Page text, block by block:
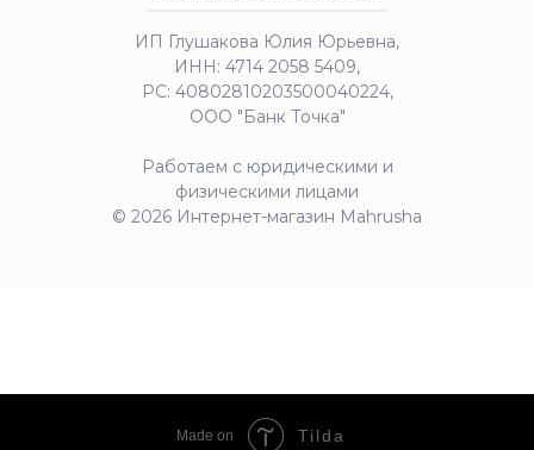
Работаем с юридическими и
физическими лицами
© 2026 Интернет-магазин Mahrusha
ИП Глушакова Юлия Юрьевна,
ИНН: 4714 2058 5409,
РС: 40802810203500040224,
ООО "Банк Точка"
Made on Tilda